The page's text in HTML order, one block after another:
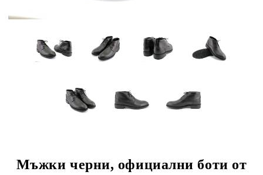
Мъжки черни, официални боти от